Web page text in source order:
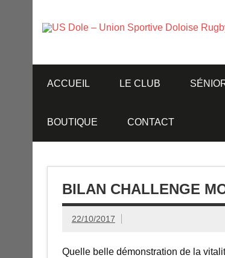
ACCUEIL LE CLUB
BOUTIQUE CONTACT
BILAN CHALLENGE
22/10/2017
Quelle belle démonstration de la